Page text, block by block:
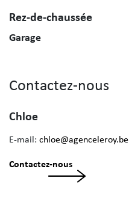
Rez-de-chaussée
Garage
Contactez-nous
Chloe
E-mail: chloe@agenceleroy.be
Contactez-nous